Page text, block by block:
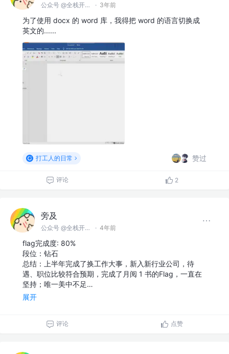
公众号 @全栈开发师 · 3年前
为了使用 docx 的 word 库，我得把 word 的语言切换成
英文的......
打工人的日常 赞过
评论 2
旁及
公众号 @全栈开发师 · 4年前
flag完成度: 80%
段位：钻石
总结：上半年完成了换工作大事，新入新行业公司，待
遇、职位比较符合预期，完成了月阅 1 书的Flag，一直在
坚持；唯一美中不足…
展开
评论 点赞